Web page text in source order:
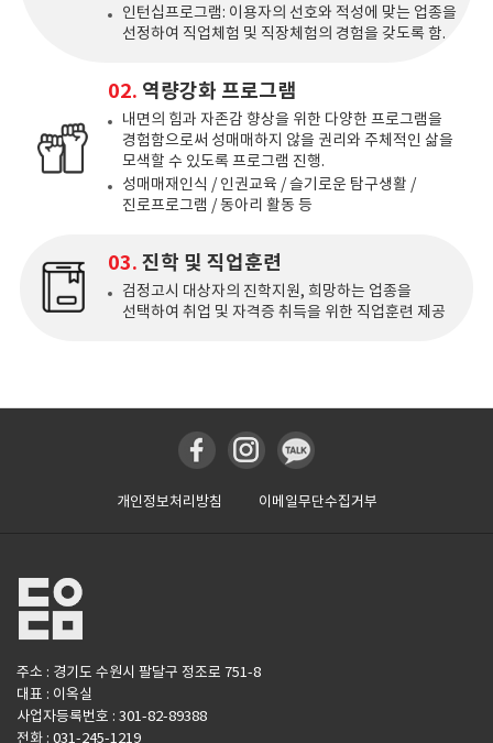
인턴십프로그램: 이용자의 선호와 적성에 맞는 업종을
선정하여 직업체험 및 직장체험의 경험을 갖도록 함.
02. 역량강화 프로그램
내면의 힘과 자존감 향상을 위한 다양한 프로그램을
경험함으로써 성매매하지 않을 권리와 주체적인 삶을
모색할 수 있도록 프로그램 진행.
성매매재인식 / 인권교육 / 슬기로운 탐구생활 /
진로프로그램 / 동아리 활동 등
03. 진학 및 직업훈련
검정고시 대상자의 진학지원, 희망하는 업종을
선택하여 취업 및 자격증 취득을 위한 직업훈련 제공
개인정보처리방침 이메일무단수집거부
주소 : 경기도 수원시 팔달구 정조로 751-8
대표 : 이옥실
사업자등록번호 : 301-82-89388
전화 : 031-245-1219